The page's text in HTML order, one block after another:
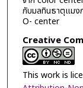
กับมลทินธาตุแมง
O- center
Creative
This work is